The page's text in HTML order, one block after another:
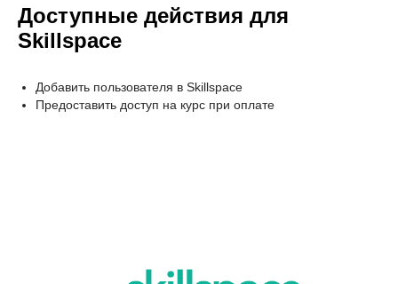
Доступные действия для
Skillspace
Добавить пользователя в Skillspace
Предоставить доступ на курс при оплате